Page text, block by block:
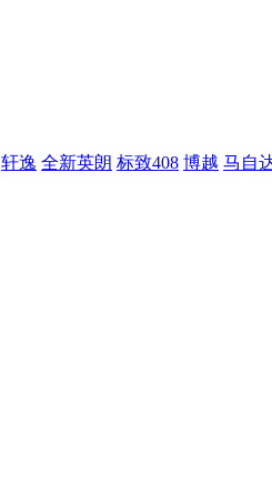
轩逸 全新英朗 标致408 博越 马自